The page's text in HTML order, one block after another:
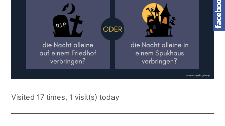
Visited 17 times, 1 visit(s) today